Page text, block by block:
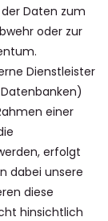
Daten zum
oder zur
Dienstleister
einer
erfolgt
dabei unsere
diese
hinsichtlich